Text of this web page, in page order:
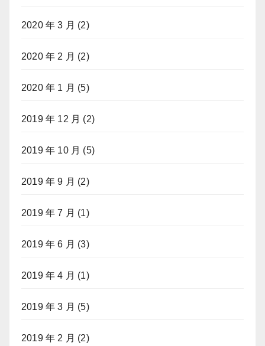
2020 年 3 月 (2)
2020 年 2 月 (2)
2020 年 1 月 (5)
2019 年 12 月 (2)
2019 年 10 月 (5)
2019 年 9 月 (2)
2019 年 7 月 (1)
2019 年 6 月 (3)
2019 年 4 月 (1)
2019 年 3 月 (5)
2019 年 2 月 (2)